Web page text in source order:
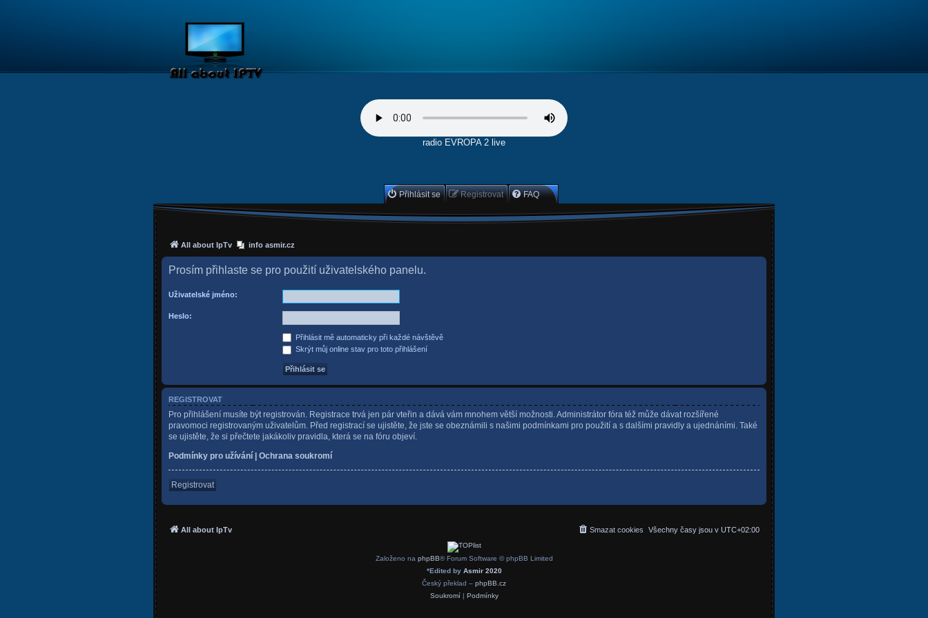
radio EVROPA 2 live
Přihlásit se Registrovat FAQ
All about IpTv info asmir.cz
Prosím přihlaste se pro použití uživatelského panelu.
Uživatelské jméno:
Heslo:
Přihlásit mě automaticky při každé návštěvě
Skrýt můj online stav pro toto přihlášení
REGISTROVAT
Pro přihlášení musíte být registrován. Registrace trvá jen pár vteřin a dává vám mnohem větší možnosti. Administrátor fóra též může dávat rozšířené
pravomoci registrovaným uživatelům. Před registrací se ujistěte, že jste se obeznámili s našimi podmínkami pro použití a s dalšími pravidly a ujednáními. Také
se ujistěte, že si přečtete jakákoliv pravidla, která se na fóru objeví.
Podmínky pro užívání
Ochrana soukromí
Registrovat
All about IpTv Všechny časy jsou v UTC+02:00
Smazat cookies
Založeno na phpBB® Forum Software © phpBB Limited
*Edited by Asmir 2020
Český překlad – phpBB.cz
Soukromí| Podmínky